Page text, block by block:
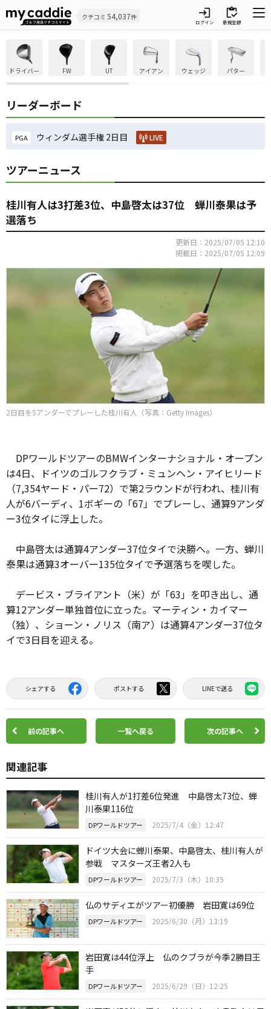
クチコミ 54,037件 login
ログイン
inventory
新規登録
ドライバー FW UT アイアン ウェッジ パター
リーダーボード
PGA ウィンダム選手権 2日目 LIVE
ツアーニュース
桂川有人は3打差3位、中島啓太は37位 蝉川泰果は予
選落ち
更新日：2025/07/05 12:10
掲載日：2025/07/05 12:09
2日目を5アンダーでプレーした桂川有人（写真：Getty Images）
DPワールドツアーのBMWインターナショナル・オープン
は4日、ドイツのゴルフクラブ・ミュンヘン・アイヒリード
（7,354ヤード・パー72）で第2ラウンドが行われ、桂川有
人が6バーディ、1ボギーの「67」でプレーし、通算9アンダ
ー3位タイに浮上した。
中島啓太は通算4アンダー37位タイで決勝へ。一方、蝉川
泰果は通算3オーバー135位タイで予選落ちを喫した。
デービス・ブライアント（米）が「63」を叩き出し、通
算12アンダー単独首位に立った。マーティン・カイマー
（独）、ショーン・ノリス（南ア）は通算4アンダー37位タ
イで3日目を迎える。
シェアする ポストする LINEで送る
前の記事へ 一覧へ戻る 次の記事へ
関連記事
桂川有人が1打差6位発進 中島啓太73位、蝉
川泰果116位
DPワールドツアー 2025/7/4（金）12:47
ドイツ大会に蝉川泰果、中島啓太、桂川有人が
参戦 マスターズ王者2人も
DPワールドツアー 2025/7/3（木）10:35
仏のサディエがツアー初優勝 岩田寛は69位
DPワールドツアー 2025/6/30（月）13:19
岩田寛は44位浮上 仏のクブラが今季2勝目王
手
DPワールドツアー 2025/6/29（日）12:25